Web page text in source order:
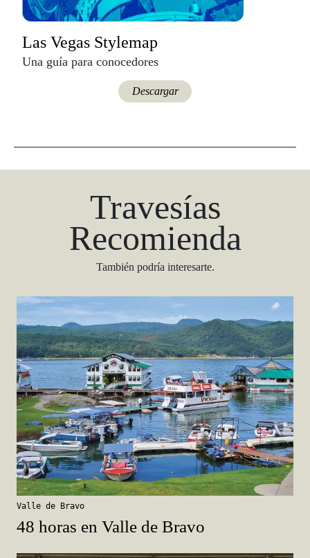
Las Vegas Stylemap
Una guía para conocedores
Descargar
Travesías
Recomienda
También podría interesarte.
Valle de Bravo
48 horas en Valle de Bravo